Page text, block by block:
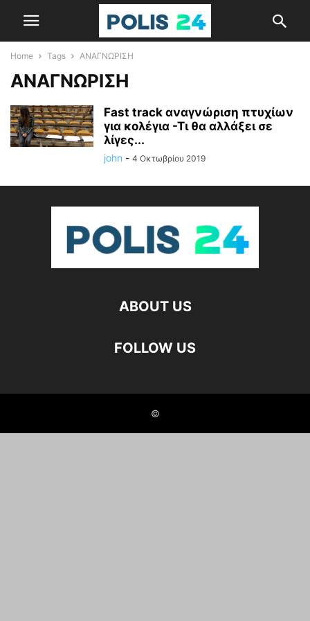
Home Tags ΑΝΑΓΝΩΡΙΣΗ
ΑΝΑΓΝΩΡΙΣΗ
Fast track αναγνώριση πτυχίων
για κολέγια -Τι θα αλλάξει σε
λίγες...
john - 4 Οκτωβρίου 2019
ABOUT US
FOLLOW US
©